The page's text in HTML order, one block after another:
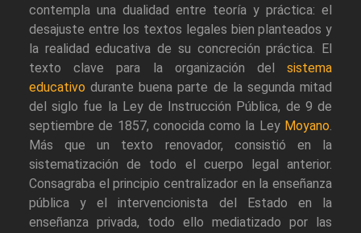
contempla una dualidad entre teoría y práctica: el
desajuste entre los textos legales bien planteados y
la realidad educativa de su concreción práctica. El
texto clave para la organización del sistema
educativo durante buena parte de la segunda mitad
del siglo fue la Ley de Instrucción Pública, de 9 de
septiembre de 1857, conocida como la Ley Moyano.
Más que un texto renovador, consistió en la
sistematización de todo el cuerpo legal anterior.
Consagraba el principio centralizador en la enseñanza
pública y el intervencionista del Estado en la
enseñanza privada, todo ello mediatizado por las